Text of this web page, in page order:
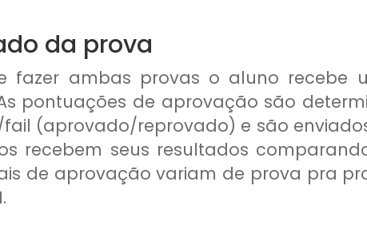
da prova
fazer ambas provas o aluno recebe
pontuações de aprovação são
(aprovado/reprovado) e são
recebem seus resultados
de aprovação variam de prova pra